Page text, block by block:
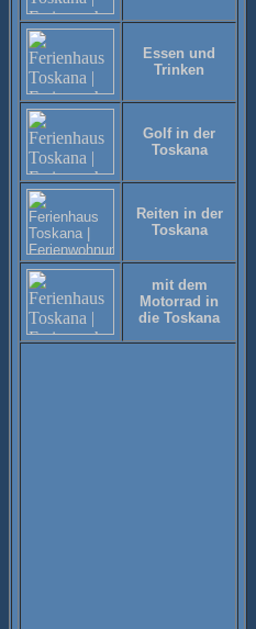
Essen und
Trinken
Golf in der
Toskana
Reiten in der
Toskana
mit dem
Motorrad in
die Toskana